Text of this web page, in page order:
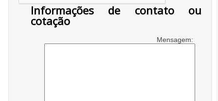
Informações de contato ou
cotação
Mensagem: